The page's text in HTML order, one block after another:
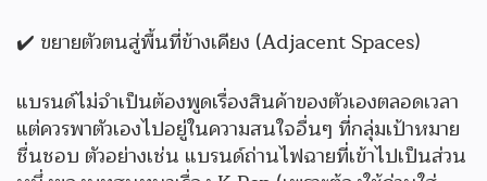
✔️ ขยายตัวตนสู่พื้นที่ข้างเคียง (Adjacent Spaces)
แบรนด์ไม่จำเป็นต้องพูดเรื่องสินค้าของตัวเองตลอดเวลา
แต่ควรพาตัวเองไปอยู่ในความสนใจอื่นๆ ที่กลุ่มเป้าหมาย
ชื่นชอบ ตัวอย่างเช่น แบรนด์ถ่านไฟฉายที่เข้าไปเป็นส่วน